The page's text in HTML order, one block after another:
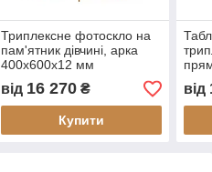
Триплексне фотоскло на
пам'ятник дівчині, арка
400х600х12 мм
від 16 270₴
Купити
мм
від